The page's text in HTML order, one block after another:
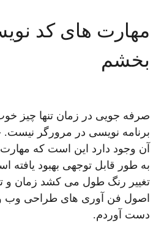
مهارت های کد
بخشم
صرفه جویی در زمان تنها چیز
برنامه نویسی در مرورگر نیست.
آن وجود دارد این است که
به طور قابل توجهی بهبود
تغییر رنگ طول می کشد زمان و
اصول فن آوری های طراحی وب و
دست آوردم.